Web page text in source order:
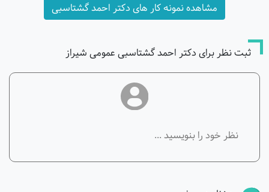
مشاهده نمونه کار های دکتر احمد گشتاسبی
ثبت نظر برای دکتر احمد گشتاسبی عمومی شیراز